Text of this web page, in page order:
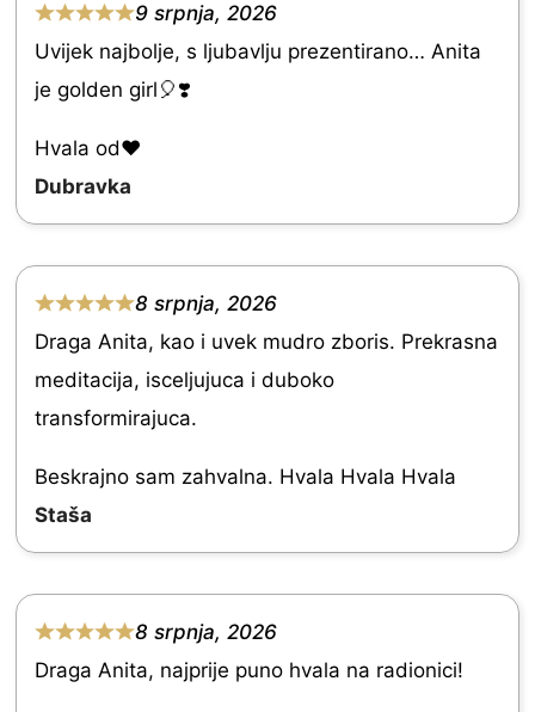
5
e
d
5
.
0
o
u
t
f
5
9 srpnja, 2026
Uvijek najbolje, s ljubavlju prezentirano… Anita
je golden girl🎈❣️
Hvala od♥️
Dubravka
d
5
.
0
o
u
8 srpnja, 2026
Draga Anita, kao i uvek mudro zboris. Prekrasna
meditacija, isceljujuca i duboko
transformirajuca.
Beskrajno sam zahvalna. Hvala Hvala Hvala
Staša
8 srpnja, 2026
Draga Anita, najprije puno hvala na radionici!